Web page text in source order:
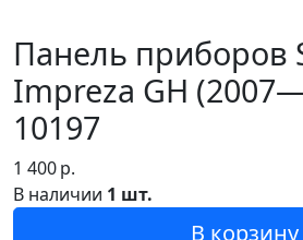
Панель приборов
Impreza GH
10197
1 400р.
В наличии 1 шт.
В корзину